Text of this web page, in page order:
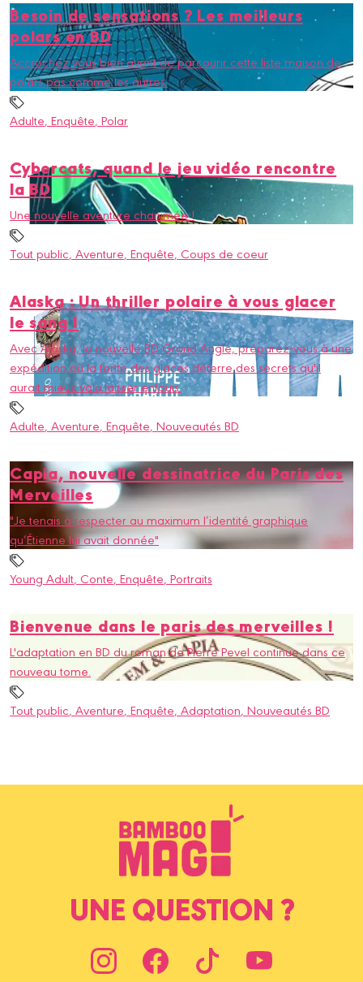
Besoin de sensations ? Les meilleurs
polars en BD
Accrochez vous bien avant de parcourir cette liste maison de
polars pas comme les autres.
Adulte, Enquête, Polar
Cybercats, quand le jeu vidéo rencontre
la BD
Une nouvelle aventure chanimée !
Tout public, Aventure, Enquête, Coups de coeur
Alaska : Un thriller polaire à vous glacer
le sang !
Avec Alaska, la nouvelle BD Grand Angle, préparez-vous à une
expédition où la fonte des glaces déterre des secrets qu'il
aurait mieux valu laisser enfouis.
Adulte, Aventure, Enquête, Nouveautés BD
Capia, nouvelle dessinatrice du Paris des
Merveilles
"Je tenais à respecter au maximum l’identité graphique
qu’Étienne lui avait donnée"
Young Adult, Conte, Enquête, Portraits
Bienvenue dans le paris des merveilles !
L'adaptation en BD du roman de Pierre Pevel continue dans ce
nouveau tome.
Tout public, Aventure, Enquête, Adaptation, Nouveautés BD
UNE QUESTION ?